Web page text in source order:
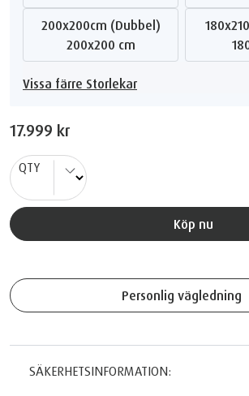
200x200cm (Dubbel)
200x200 cm
Vissa färre Storlekar
17.999 kr
QTY
Köp nu
Personlig vägledning
SÄKERHETSINFORMATION: